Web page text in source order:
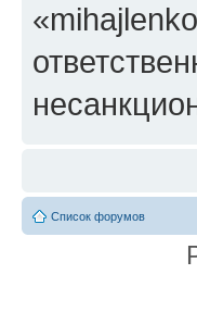
Список форумов